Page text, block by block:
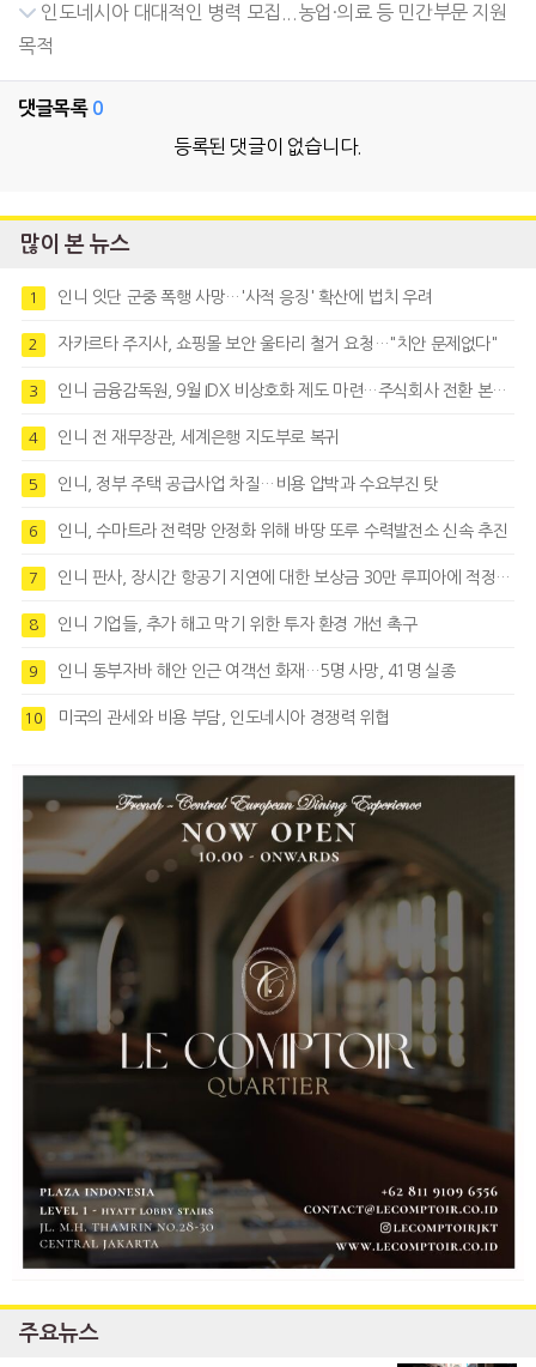
인도네시아 대대적인 병력 모집...농업·의료 등 민간부문 지원
목적
댓글목록 0
등록된 댓글이 없습니다.
많이 본 뉴스
1 인니 잇단 군중 폭행 사망…'사적 응징' 확산에 법치 우려
2 자카르타 주지사, 쇼핑몰 보안 울타리 철거 요청…"치안 문제없다"
3 인니 금융감독원, 9월 IDX 비상호화 제도 마련…주식회사 전환 본격화
4 인니 전 재무장관, 세계은행 지도부로 복귀
5 인니, 정부 주택 공급사업 차질…비용 압박과 수요부진 탓
6 인니, 수마트라 전력망 안정화 위해 바땅 또루 수력발전소 신속 추진
7 인니 판사, 장시간 항공기 지연에 대한 보상금 30만 루피아에 적정성 제기
8 인니 기업들, 추가 해고 막기 위한 투자 환경 개선 촉구
9 인니 동부자바 해안 인근 여객선 화재…5명 사망, 41명 실종
10 미국의 관세와 비용 부담, 인도네시아 경쟁력 위협
주요뉴스